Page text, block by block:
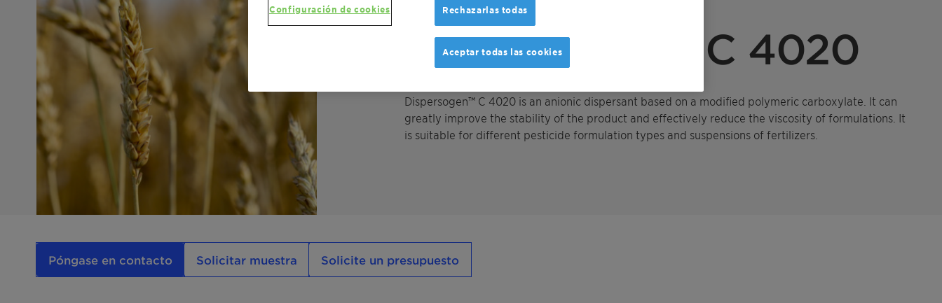
DISPERSING AGENT WITH VISCOSITY REDUCTION
Dispersogen™ C 4020
Dispersogen™ C 4020 is an anionic dispersant based on a modified polymeric carboxylate. It can
greatly improve the stability of the product and effectively reduce the viscosity of formulations. It
is suitable for different pesticide formulation types and suspensions of fertilizers.
Póngase en contacto Solicitar muestra Solicite un presupuesto
Configuración de cookies Rechazarlas todas
Aceptar todas las cookies